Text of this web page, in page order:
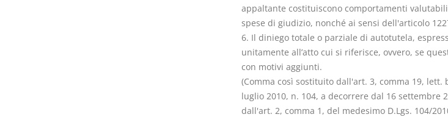
appaltante costituiscono comportamenti
spese di giudizio, nonché ai sensi dell'articolo
6. Il diniego totale o parziale di autotutela,
unitamente all’atto cui si riferisce, ovvero, se
con motivi aggiunti.
(Comma così sostituito dall'art. 3, comma 19, lett.
luglio 2010, n. 104, a decorrere dal 16 settembre
dall'art. 2, comma 1, del medesimo D.Lgs. 104/